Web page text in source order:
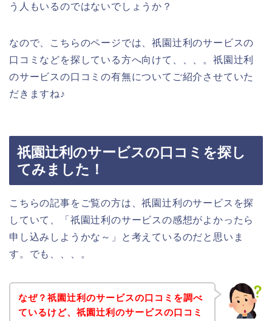
う人もいるのではないでしょうか？
なので、こちらのページでは、祇園辻利のサービスの
口コミなどを探している方へ向けて、、、。祇園辻利
のサービスの口コミの有無についてご紹介させていた
だきますね♪
祇園辻利のサービスの口コミを探し
てみました！
こちらの記事をご覧の方は、祇園辻利のサービスを探
していて、「祇園辻利のサービスの感想がよかったら
申し込みしようかな～」と考えているのだと思いま
す。でも、、、。
なぜ？祇園辻利のサービスの口コミを調べ
ているけど、祇園辻利のサービスの口コミ